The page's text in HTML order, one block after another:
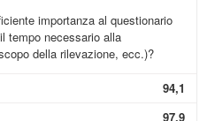
importanza al questionario
tempo necessario alla
della rilevazione, ecc.)?
94,1
97,9